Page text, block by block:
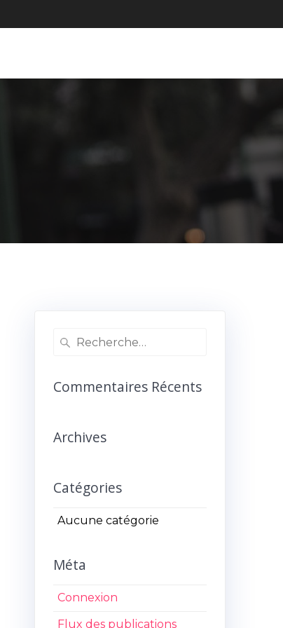
Recherche
pour
Commentaires Récents
Archives
Catégories
Aucune catégorie
Méta
Connexion
Flux des publications